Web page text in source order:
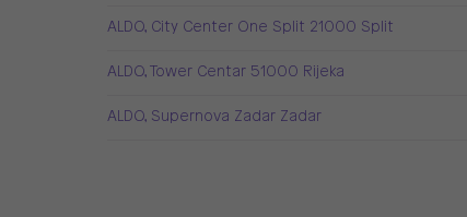
ALDO, City Center One Split 21000 Split
ALDO, Tower Centar 51000 Rijeka
ALDO, Supernova Zadar Zadar